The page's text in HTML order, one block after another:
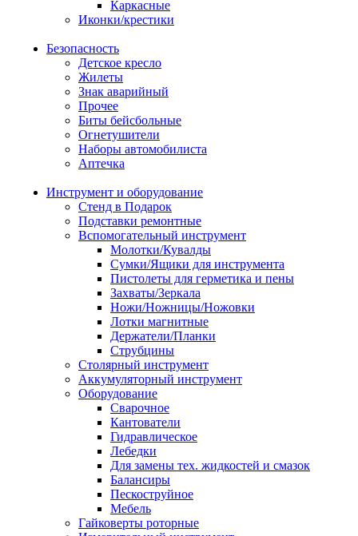
Каркасные
Иконки/крестики
Безопасность
Детское кресло
Жилеты
Знак аварийный
Прочее
Биты бейсбольные
Огнетушители
Наборы автомобилиста
Аптечка
Инструмент и оборудование
Стенд в Подарок
Подставки ремонтные
Вспомогательный инструмент
Молотки/Кувалды
Сумки/Ящики для инструмента
Пистолеты для герметика и пены
Захваты/Зеркала
Ножи/Ножницы/Ножовки
Лотки магнитные
Держатели/Планки
Струбцины
Столярный инструмент
Аккумуляторный инструмент
Оборудование
Сварочное
Кантователи
Гидравлическое
Лебедки
Для замены тех. жидкостей и смазок
Балансиры
Пескоструйное
Мебель
Гайковерты роторные